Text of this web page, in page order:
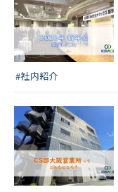
#社内紹介